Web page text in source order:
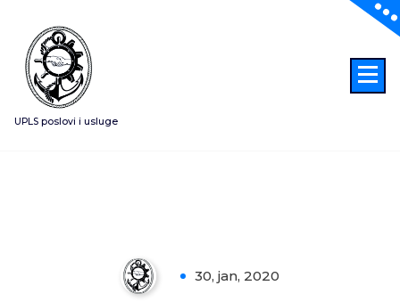
sadržaj
UPLS poslovi i usluge
30, jan, 2020